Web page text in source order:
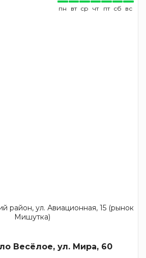
пн вт ср чт пт сб вс
Весёлое, ул. Мира, 60